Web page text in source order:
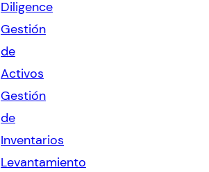
Diligence
Gestión
de
Activos
Gestión
de
Inventarios
Levantamiento